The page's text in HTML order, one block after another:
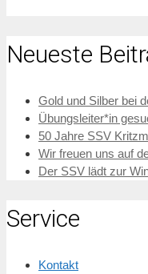
Neueste
Gold und Silber bei
Übungsleiter*in
50 Jahre SSV
Wir freuen uns auf
Der SSV lädt zur
Service
Kontakt